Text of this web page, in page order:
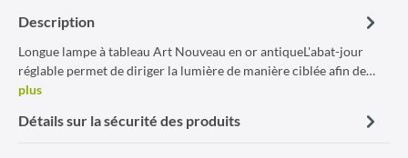
Description
Longue lampe à tableau Art Nouveau en or antiqueL'abat-jour
réglable permet de diriger la lumière de manière ciblée afin de…
plus
Détails sur la sécurité des produits